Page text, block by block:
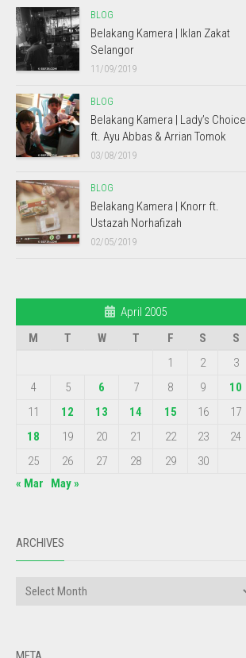
BLOG
Belakang Kamera | Iklan Zakat
Selangor
11/09/2019
BLOG
Belakang Kamera | Lady’s Choice
ft. Ayu Abbas & Arrian Tomok
03/08/2019
BLOG
Belakang Kamera | Knorr ft.
Ustazah Norhafizah
02/05/2019
April 2005
M
T W T F S
S
1
2
3
4
5 6 7 8 9
10
11
12 13 14 15 16
17
18
19 20 21 22 23
24
25
26 27 28 29
30
« Mar
May »
ARCHIVES